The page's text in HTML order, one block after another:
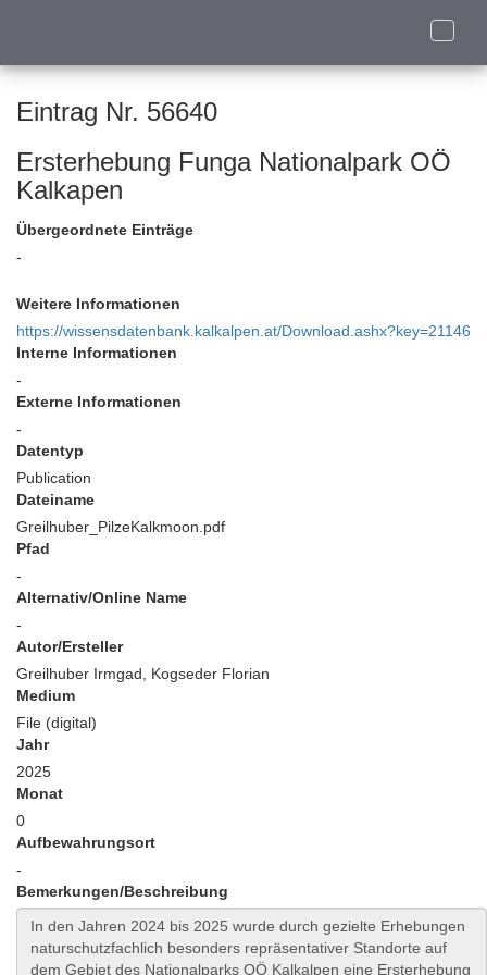
Toggle
Eintrag Nr. 56640
Ersterhebung Funga Nationalpark OÖ
Kalkapen
Übergeordnete Einträge
-
Weitere Informationen
https://wissensdatenbank.kalkalpen.at/Download.ashx?key=21146
Interne Informationen
-
Externe Informationen
-
Datentyp
Publication
Dateiname
Greilhuber_PilzeKalkmoon.pdf
Pfad
-
Alternativ/Online Name
-
Autor/Ersteller
Greilhuber Irmgad, Kogseder Florian
Medium
File (digital)
Jahr
2025
Monat
0
Aufbewahrungsort
-
Bemerkungen/Beschreibung